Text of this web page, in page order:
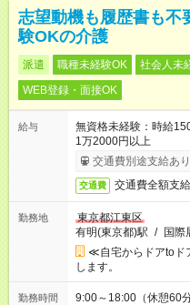
志望動機も履歴書も不
験OKの介護
派遣 職種未経験OK 社会人未
WEB登録・面接OK
給与
無資格未経験：時給
1万2000円以上
交通費別途支給あり
交通費 交通費全額支給
勤務地
東京都江東区
有明(東京都)駅 / 国際
≪自宅からドアtoド
します。
勤務時間
9:00～18:00（休憩60分） ■ご希望があれば下記シフト